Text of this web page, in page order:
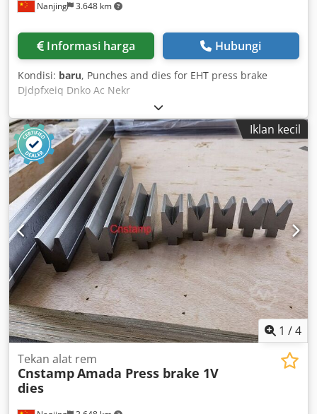
Nanjing 3.648 km
Informasi harga Hubungi
Kondisi: baru, Punches and dies for EHT press brake
Djdpfxeiq Dnko Ac Nekr
Iklan kecil
1 /4
Tekan alat rem
CnstampAmada Press brake 1V
dies